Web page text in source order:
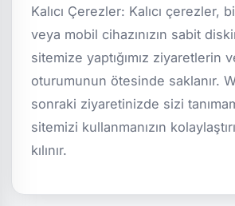
Kalıcı Çerezler: Kalıcı çerezler,
veya mobil cihazınızın sabit
sitemize yaptığımız ziyaretlerin
oturumunun ötesinde saklanır.
sonraki ziyaretinizde sizi
sitemizi kullanmanızın
kılınır.